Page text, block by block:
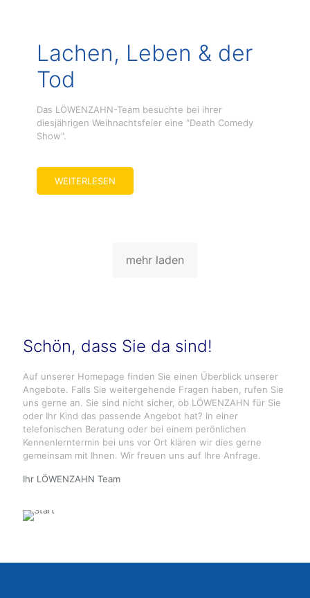
Lachen, Leben & der
Tod
Das LÖWENZAHN-Team besuchte bei ihrer
diesjährigen Weihnachtsfeier eine "Death Comedy
Show".
WEITERLESEN
mehr laden
Schön, dass Sie da sind!
Auf unserer Homepage finden Sie einen Überblick unserer
Angebote. Falls Sie weitergehende Fragen haben, rufen Sie
uns gerne an. Sie sind nicht sicher, ob LÖWENZAHN für Sie
oder Ihr Kind das passende Angebot hat? In einer
telefonischen Beratung oder bei einem perönlichen
Kennenlerntermin bei uns vor Ort klären wir dies gerne
gemeinsam mit Ihnen. Wir freuen uns auf Ihre Anfrage.
Ihr LÖWENZAHN Team